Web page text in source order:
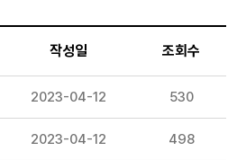
작성일 조회수
2023-04-12 530
2023-04-12 498